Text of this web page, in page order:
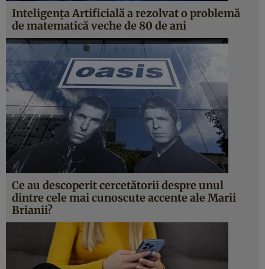
Inteligența Artificială a rezolvat o problemă
de matematică veche de 80 de ani
Ce au descoperit cercetătorii despre unul
dintre cele mai cunoscute accente ale Marii
Brianii?